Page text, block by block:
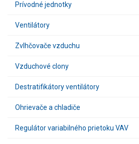
Prívodné jednotky
Ventilátory
Zvlhčovače vzduchu
Vzduchové clony
Destratifikátory ventilátory
Ohrievače a chladiče
Regulátor variabilného prietoku VAV